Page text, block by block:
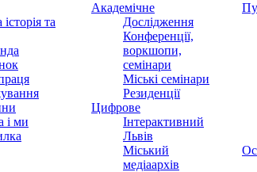
та
і ми
Академічне
Дослідження
Конференції,
воркшопи,
семінари
Міські семінари
Резиденції
Цифрове
Інтерактивний
Львів
Міський
медіаархів